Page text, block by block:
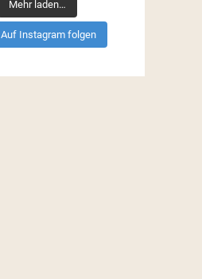
Mehr laden…
Auf Instagram folgen